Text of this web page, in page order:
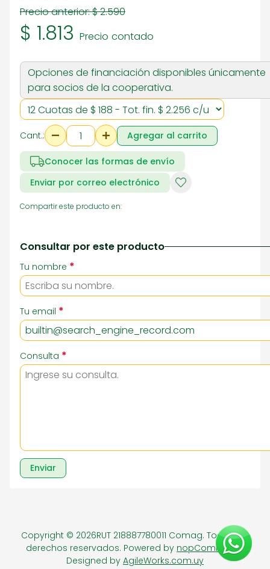
Precio anterior:$ 2.590
$ 1.813 Precio contado
Opciones de financiación disponibles únicamente
para socios de la cooperativa.
Cant.: Agregar al carrito
Conocer las formas de envío
Enviar por correo electrónico
Compartir este producto en:
Consultar por este producto
Tu nombre *
Tu email *
Consulta *
Enviar
Copyright © 2026RUT 218887780011 Comag. Todos los
derechos reservados. Powered by nopCommerce
Designed by AgileWorks.com.uy